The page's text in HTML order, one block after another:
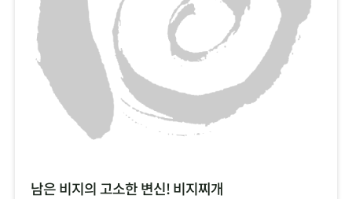
남은 비지의 고소한 변신! 비지찌개